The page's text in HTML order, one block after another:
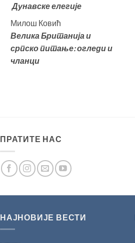
Дунавске елегије
Милош Ковић
ВеликаБританија и
српско питање: огледи и
чланци
ПРАТИТЕ НАС
НАЈНОВИЈЕ ВЕСТИ